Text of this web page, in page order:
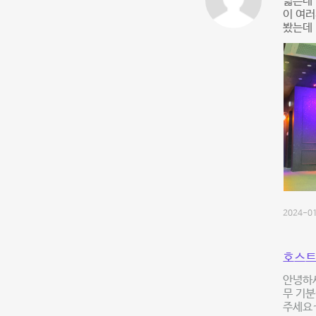
이 여
봤는데
2024-
호스
안녕하
무 기
주세